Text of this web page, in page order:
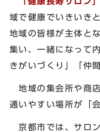
域で健康でいきいき
地域の皆様が主体と
集い、一緒になって
きがいづくり」「仲
地域の集会所や商
通いやすい場所が「
京都市では、サロ